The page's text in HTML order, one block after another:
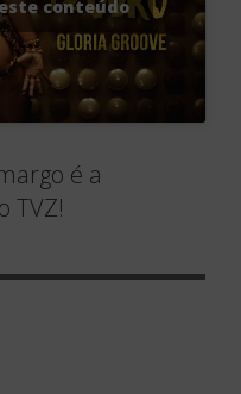
conteúdo
é a
TVZ!